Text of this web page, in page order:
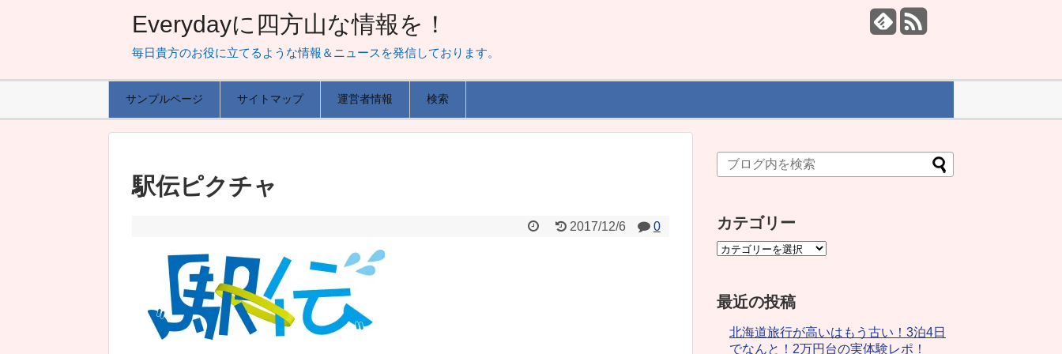
Everydayに四方山な情報を！
毎日貴方のお役に立てるような情報＆ニュースを発信しております。
サンプルページ サイトマップ 運営者情報 検索
駅伝ピクチャ
2017/12/6 0 カテゴリー
最近の投稿
北海道旅行が高いはもう古い！3泊4日
でなんと！2万円台の実体験レポ！